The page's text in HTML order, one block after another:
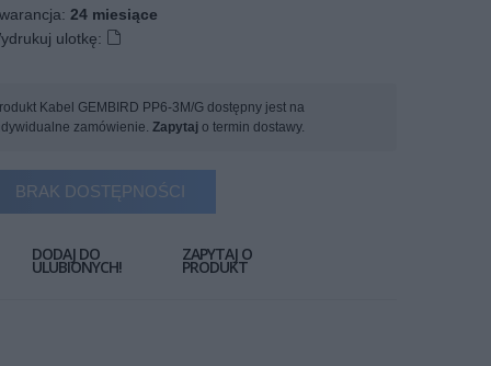
24 miesiące
ulotkę:
Kabel GEMBIRD PP6-3M/G dostępny jest na
zamówienie. Zapytaj o termin dostawy.
BRAK DOSTĘPNOŚCI
DODAJ DO
ULUBIONYCH!
ZAPYTAJ O
PRODUKT